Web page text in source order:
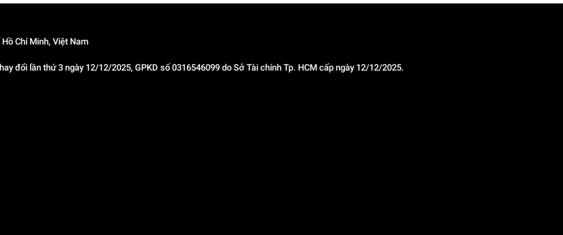
Chí Minh, Việt Nam
đổi lần thứ 3 ngày 12/12/2025, GPKD số 0316546099 do Sở Tài chính Tp. HCM cấp ngày 12/12/2025.